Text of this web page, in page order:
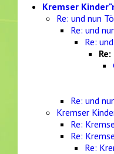
Kremser
Re: und nun
Re: und
Re:
Re: und
Kremser
Re:
Re:
Re: